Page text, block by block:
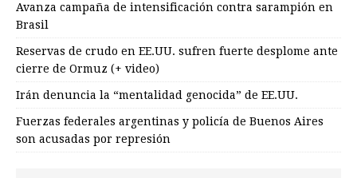
Avanza campaña de intensificación contra sarampión en
Brasil
Reservas de crudo en EE.UU. sufren fuerte desplome ante
cierre de Ormuz (+ video)
Irán denuncia la “mentalidad genocida” de EE.UU.
Fuerzas federales argentinas y policía de Buenos Aires
son acusadas por represión